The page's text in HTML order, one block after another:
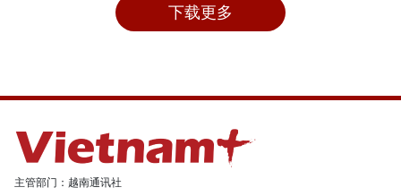
下载更多
主管部门：越南通讯社